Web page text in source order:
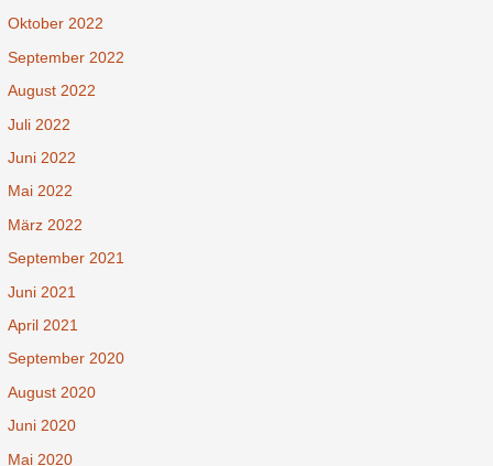
Oktober 2022
September 2022
August 2022
Juli 2022
Juni 2022
Mai 2022
März 2022
September 2021
Juni 2021
April 2021
September 2020
August 2020
Juni 2020
Mai 2020